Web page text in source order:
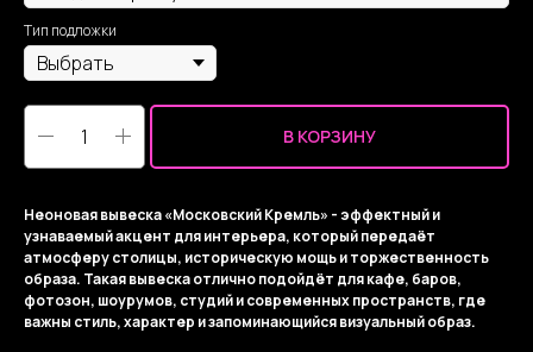
Тип подложки
В КОРЗИНУ
Неоновая вывеска «Московский Кремль» - эффектный и
узнаваемый акцент для интерьера, который передаёт
атмосферу столицы, историческую мощь и торжественность
образа. Такая вывеска отлично подойдёт для кафе, баров,
фотозон, шоурумов, студий и современных пространств, где
важны стиль, характер и запоминающийся визуальный образ.